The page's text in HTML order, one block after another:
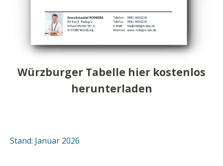
Würzburger Tabelle hier kostenlos
herunterladen
Stand: Januar 2026